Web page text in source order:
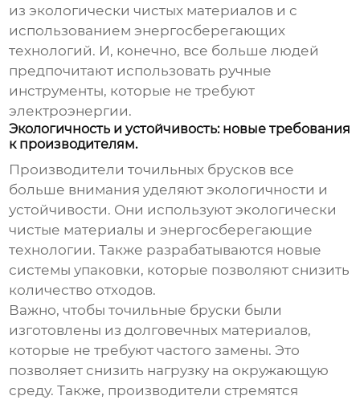
из экологически чистых материалов и с
использованием энергосберегающих
технологий. И, конечно, все больше людей
предпочитают использовать ручные
инструменты, которые не требуют
электроэнергии.
Экологичность и устойчивость: новые требования
к производителям.
Производителиточильных брусков все
больше внимания уделяют экологичности и
устойчивости. Они используют экологически
чистые материалы и энергосберегающие
технологии. Также разрабатываются новые
системы упаковки, которые позволяют снизить
количество отходов.
Важно, чтобыточильные бруски были
изготовлены из долговечных материалов,
которые не требуют частого замены. Это
позволяет снизить нагрузку на окружающую
среду. Также, производители стремятся